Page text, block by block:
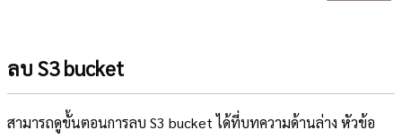
ลบ S3 bucket
สามารถดูขั้นตอนการลบ S3 bucket ได้ที่บทความด้านล่าง หัวข้อ